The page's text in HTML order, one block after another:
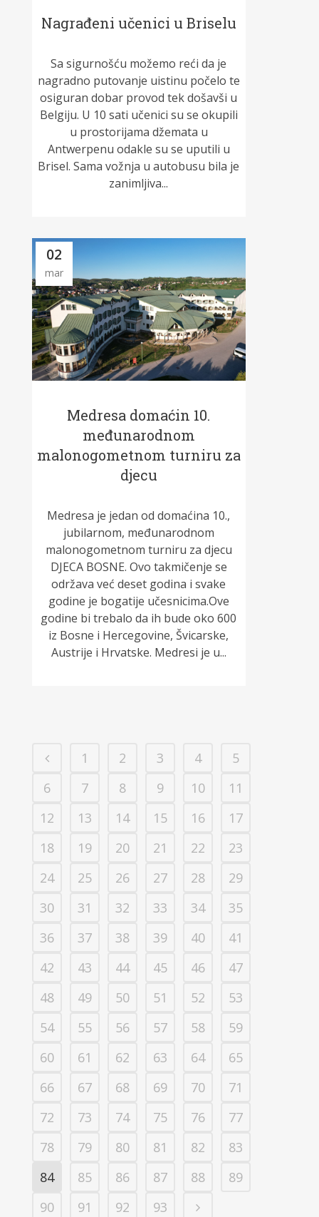
Nagrađeni učenici u Briselu
Sa sigurnošću možemo reći da je
nagradno putovanje uistinu počelo te
osiguran dobar provod tek došavši u
Belgiju. U 10 sati učenici su se okupili
u prostorijama džemata u
Antwerpenu odakle su se uputili u
Brisel. Sama vožnja u autobusu bila je
zanimljiva...
02
mar
Medresa domaćin 10.
međunarodnom
malonogometnom turniru za
djecu
Medresa je jedan od domaćina 10.,
jubilarnom, međunarodnom
malonogometnom turniru za djecu
DJECA BOSNE. Ovo takmičenje se
održava već deset godina i svake
godine je bogatije učesnicima.Ove
godine bi trebalo da ih bude oko 600
iz Bosne i Hercegovine, Švicarske,
Austrije i Hrvatske. Medresi je u...
1 2 3 4
5
6
7 8 9 10
11
12
13 14 15 16
17
18
19 20 21 22
23
24
25 26 27 28
29
30
31 32 33 34
35
36
37 38 39 40
41
42
43 44 45 46
47
48
49 50 51 52
53
54
55 56 57 58
59
60
61 62 63 64
65
66
67 68 69 70
71
72
73 74 75 76
77
78
79 80 81 82
83
84
85 86 87 88
89
90
91 92 93